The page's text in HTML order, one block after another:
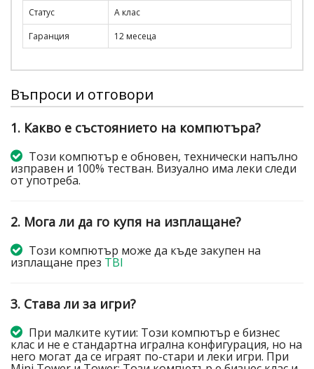
Статус
A клас
Гаранция
12 месеца
Въпроси и отговори
1. Какво е състоянието на компютъра?
Този компютър е обновен, технически напълно
изправен и 100% тестван. Визуално има леки следи
от употреба.
2. Мога ли да го купя на изплащане?
Този компютър може да къде закупен на
изплащане през TBI
3. Става ли за игри?
При малките кутии: Този компютър е бизнес
клас и не е стандартна игрална конфигурация, но на
него могат да се играят по-стари и леки игри. При